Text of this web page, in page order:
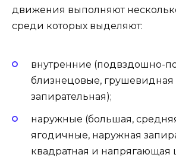
движения выполняют
среди которых выделяют:
внутренние (подвздошно-
близнецовые, грушевидная
запирательная);
наружные (большая,
ягодичные, наружная
квадратная и